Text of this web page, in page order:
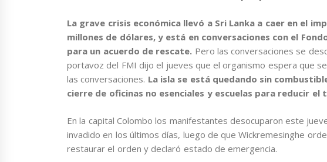
La grave crisis económica llevó a Sri Lanka a caer en el
millones de dólares, y está en conversaciones con el
para un acuerdo de rescate. Pero las conversaciones se
portavoz del FMI dijo el jueves que el organismo espera que
las conversaciones. La isla se está quedando sin
cierre de oficinas no esenciales y escuelas para reducir el
En la capital Colombo los manifestantes desocuparon este
invadido en los últimos días, luego de que Wickremesinghe
restaurar el orden y declaró estado de emergencia.